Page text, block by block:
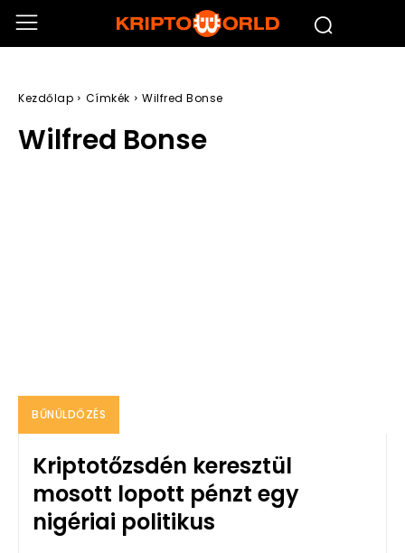
Kezdőlap Címkék Wilfred Bonse
Wilfred Bonse
BŰNÜLDÖZÉS
Kriptotőzsdén keresztül
mosott lopott pénzt egy
nigériai politikus